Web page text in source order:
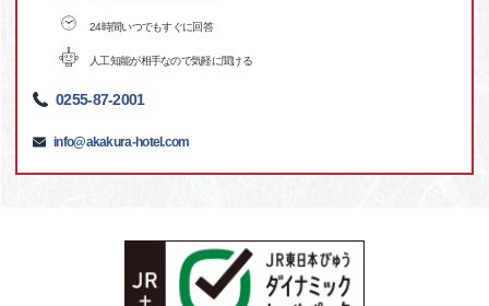
24時間いつでもすぐに回答
人工知能が相手なので気軽に聞ける
0255-87-2001
info@akakura-hotel.com